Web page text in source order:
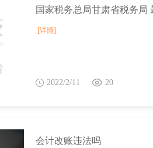
[详情]
2022/2/11 20
会计改账违法吗